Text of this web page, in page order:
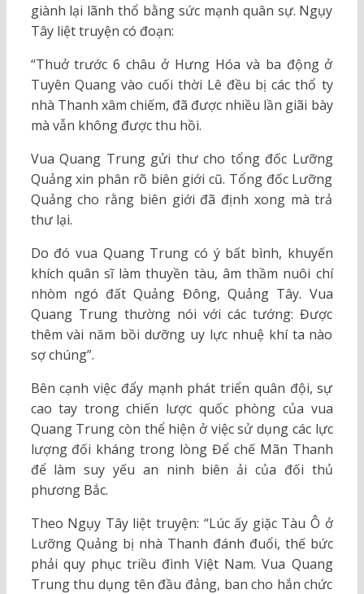
giành lại lãnh thổ bằng sức mạnh quân sự. Ngụy
Tây liệt truyện có đoạn:
“Thuở trước 6 châu ở Hưng Hóa và ba động ở
Tuyên Quang vào cuối thời Lê đều bị các thổ ty
nhà Thanh xâm chiếm, đã được nhiều lần giãi bày
mà vẫn không được thu hồi.
Vua Quang Trung gửi thư cho tổng đốc Lưỡng
Quảng xin phân rõ biên giới cũ. Tổng đốc Lưỡng
Quảng cho rằng biên giới đã định xong mà trả
thư lại.
Do đó vua Quang Trung có ý bất bình, khuyến
khích quân sĩ làm thuyền tàu, âm thầm nuôi chí
nhòm ngó đất Quảng Đông, Quảng Tây. Vua
Quang Trung thường nói với các tướng: Được
thêm vài năm bồi dưỡng uy lực nhuệ khí ta nào
sợ chúng”.
Bên cạnh việc đẩy mạnh phát triển quân đội, sự
cao tay trong chiến lược quốc phòng của vua
Quang Trung còn thể hiện ở việc sử dụng các lực
lượng đối kháng trong lòng Để chế Mãn Thanh
để làm suy yếu an ninh biên ải của đối thủ
phương Bắc.
Theo Ngụy Tây liệt truyện: “Lúc ấy giặc Tàu Ô ở
Lưỡng Quảng bị nhà Thanh đánh đuổi, thế bức
phải quy phục triều đình Việt Nam. Vua Quang
Trung thu dụng tên đầu đảng, ban cho hắn chức